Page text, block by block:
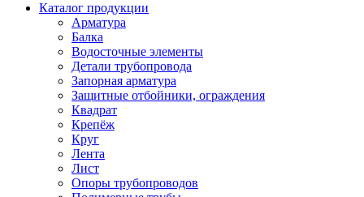
Каталог продукции
Арматура
Балка
Водосточные элементы
Детали трубопровода
Запорная арматура
Защитные отбойники, ограждения
Квадрат
Крепёж
Круг
Лента
Лист
Опоры трубопроводов